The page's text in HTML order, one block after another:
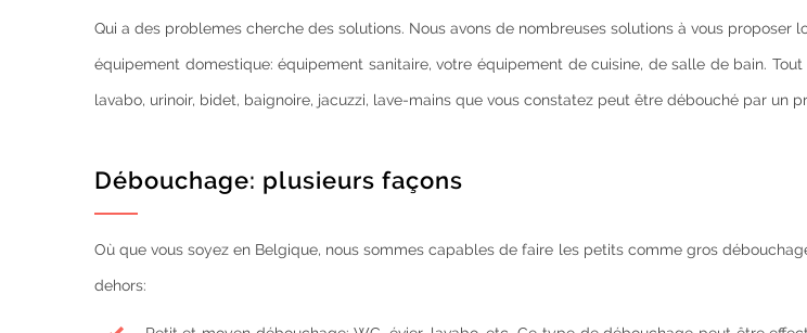
Qui a des problemes cherche des solutions. Nous avons de nombreuses solutions à vous proposer
équipement domestique: équipement sanitaire, votre équipement de cuisine, de salle de bain. Tout
lavabo, urinoir, bidet, baignoire, jacuzzi, lave-mains que vous constatez peut être débouché par un
Débouchage: plusieurs façons
Où que vous soyez en Belgique, nous sommes capables de faire les petits comme gros
dehors: